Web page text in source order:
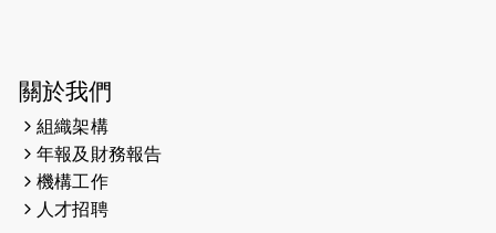
2026-05-28
2026-05-22
2026-05-21
關於我們
組織架構
年報及財務報告
機構工作
人才招聘